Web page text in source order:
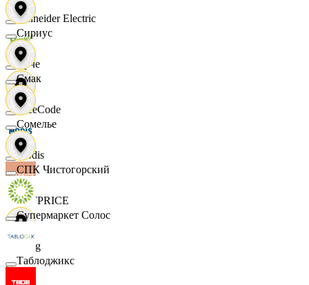
Schneider Electric
Ярче
FaceCode
Modis
OFFPRICE
string
Сириус
Смак
Сомелье
СПК Чистогорский
Супермаркет Солос
Таблоджикс